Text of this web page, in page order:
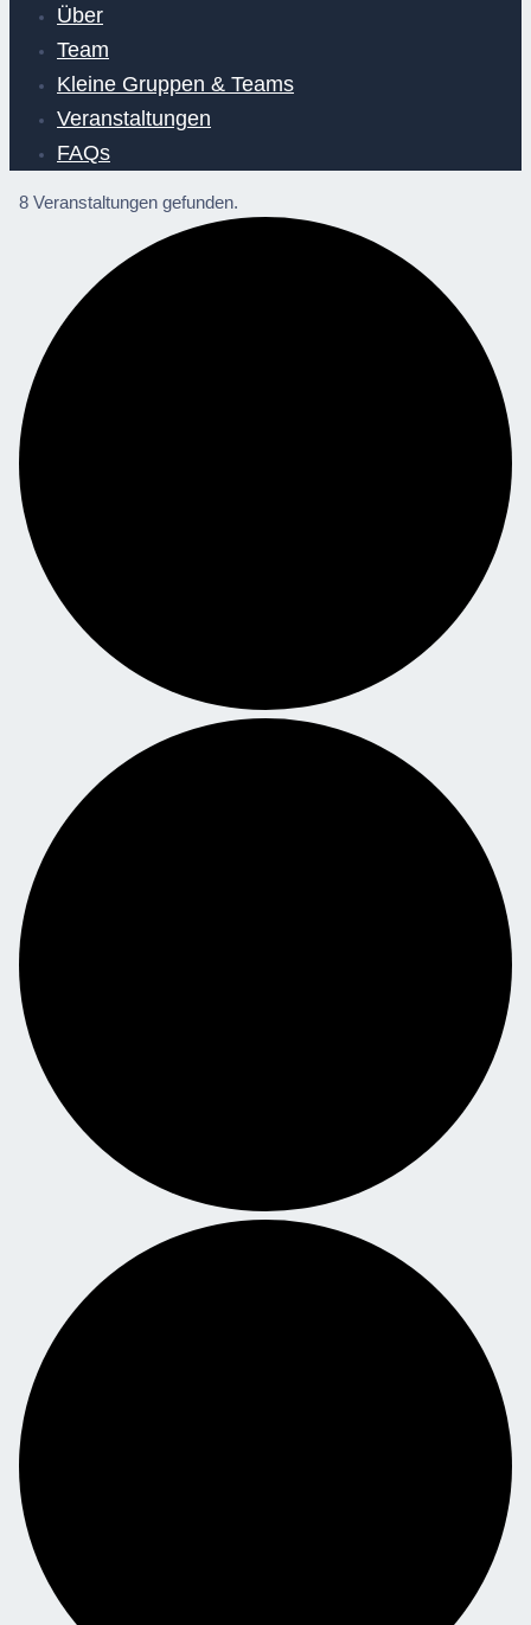
Über
Team
Kleine Gruppen & Teams
Veranstaltungen
FAQs
8 Veranstaltungen gefunden.